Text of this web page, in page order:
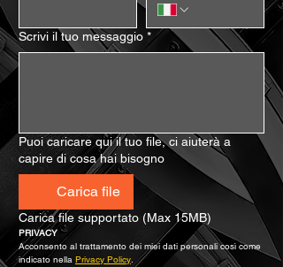
Scrivi il tuo messaggio *
Puoi caricare qui il tuo file, ci aiuterà a
capire di cosa hai bisogno
Carica file
Carica file supportato (Max 15MB)
PRIVACY
Acconsento al trattamento dei miei dati personali così come
indicato nella Privacy Policy.